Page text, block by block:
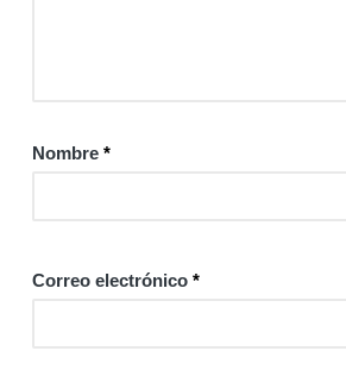
Nombre *
Correo electrónico *